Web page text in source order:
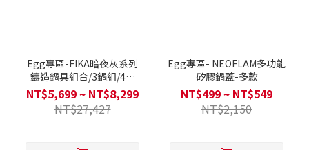
Egg專區-FIKA暗夜灰系列
鑄造鍋具組合/3鍋組/4鍋
組/5鍋全套(全覆底/不挑爐
具，瓦斯爐電磁爐可用)送平
底鍋(隨機款)+矽銀配件+烘
NT$5,699 ~ NT$8,299
NT$27,427
Egg專區- NEOFLAM多功能
矽膠鍋蓋-多款
NT$499 ~ NT$549
NT$2,150